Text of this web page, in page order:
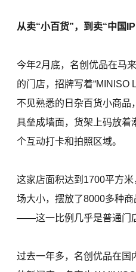
从卖“小百货”，到卖“中国
今年2月底，名创优品在马
的门店，招牌写着“MINISO
不见熟悉的日杂百货小商品
具垒成墙面，货架上码放着
个互动打卡和拍照区域。
这家店面积达到1700平方
场大小，摆放了8000多种
——这一比例几乎是普通门
过去一年多，名创优品在国